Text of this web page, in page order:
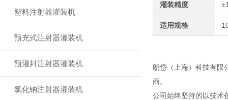
塑料注射器灌装机
预充式注射器灌装机
预灌封注射器灌装机
氯化钠注射器灌装机
灌装精度
适用规格
朗岱（上海）科技有限
商。
公司始终坚持的以技术